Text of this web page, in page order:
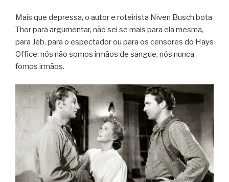
Mais que depressa, o autor e roteirista Niven Busch bota
Thor para argumentar, não sei se mais para ela mesma,
para Jeb, para o espectador ou para os censores do Hays
Office: nós não somos irmãos de sangue, nós nunca
fomos irmãos.